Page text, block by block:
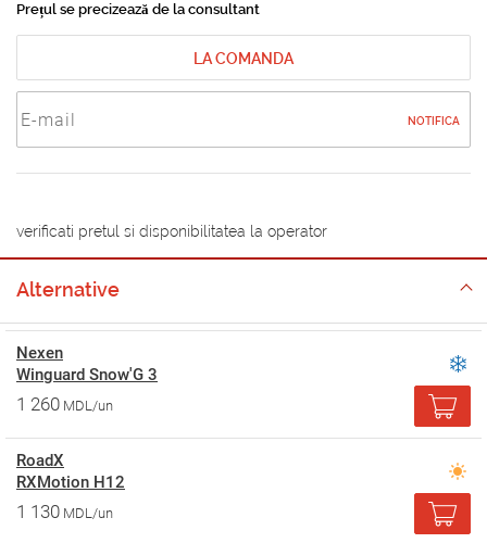
Prețul se precizează de la consultant
LA COMANDA
NOTIFICA
verificati pretul si disponibilitatea la operator
Alternative
Nexen
Winguard Snow'G 3
1 260 MDL/un
RoadX
RXMotion H12
1 130 MDL/un